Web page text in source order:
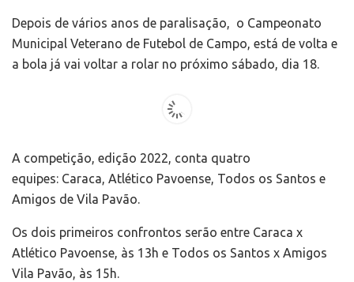
Depois de vários anos de paralisação, o Campeonato
Municipal Veterano de Futebol de Campo, está de volta e
a bola já vai voltar a rolar no próximo sábado, dia 18.
A competição, edição 2022, conta quatro
equipes: Caraca, Atlético Pavoense, Todos os Santos e
Amigos de Vila Pavão.
Os dois primeiros confrontos serão entre Caraca x
Atlético Pavoense, às 13h e Todos os Santos x Amigos
Vila Pavão, às 15h.